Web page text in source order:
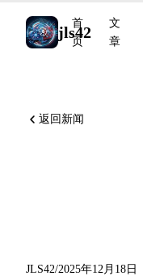
jls42
首
页
文
章
返回新闻
JLS42/2025年12月18日